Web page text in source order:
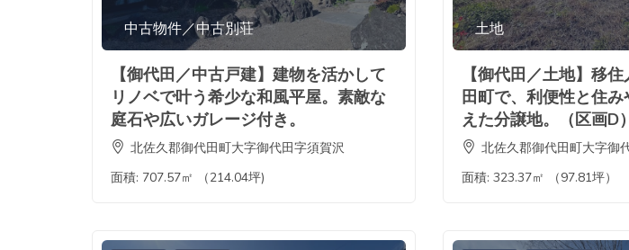
中古物件／中古別荘
【御代田／中古戸建】建物を活かして
リノベで叶う希少な和風平屋。素敵な
庭石や広いガレージ付き。
北佐久郡御代田町大字御代田字須賀沢
面積: 707.57㎡ （214.04坪)
土地
【御代田／土地】移
田町で、利便性と住
えた分譲地。（区画D）
北佐久郡御代田町大字御
面積: 323.37㎡ （97.81坪）